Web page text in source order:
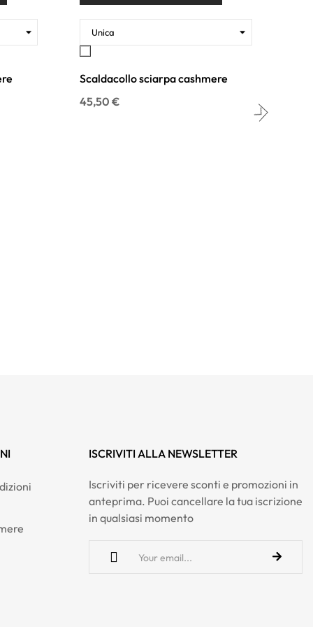
Bianco
Scaldacollo sciarpa cashmere
45,50 €
ISCRIVITI ALLA NEWSLETTER
Iscriviti per ricevere sconti e promozioni in
anteprima. Puoi cancellare la tua iscrizione
in qualsiasi momento